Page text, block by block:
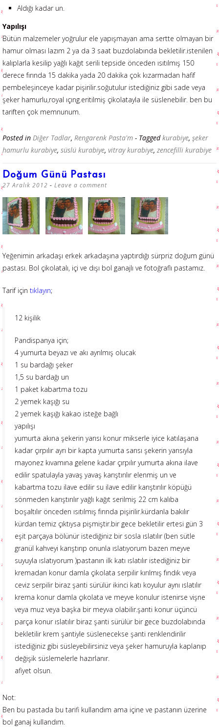
Aldığı kadar un.
Yapılışı
Bütün malzemeler yoğrulur ele yapışmayan ama sertte olmayan bir
hamur olması lazım 2 ya da 3 saat buzdolabında bekletilir.istenilen
kalıplarla kesilip yağlı kağıt serili tepside önceden ısıtılmış 150
derece fırında 15 dakika yada 20 dakika çok kızarmadan hafif
pembeleşinceye kadar pişirilir.soğutulur istediğiniz gibi sade veya
şeker hamurlu,royal ıçıng.eritilmiş çikolatayla ile süslenebilir. ben bu
tariften çok memnunum.
Posted in Diğer Tadlar, Rengarenk Pasta'm - Taggedkurabiye, şeker
hamurlu kurabiye, süslü kurabiye, vitray kurabiye, zencefilli kurabiye
Doğum Günü Pastası
27 Aralık 2012 Leave a comment
Yeğenimin arkadaşı erkek arkadaşına yaptırdığı sürpriz doğum günü
pastası. Bol çikolatalı, içi ve dışı bol ganajlı ve fotoğraflı pastamız.
Tarif için tıklayın;
12 kişilik
Pandispanya için;
4 yumurta beyazı ve akı ayrılmış olucak
1 su bardağı şeker
1,5 su bardağı un
1 paket kabartma tozu
2 yemek kaşığı su
2 yemek kaşığı kakao isteğe bağlı
yapılışı
yumurta akına şekerin yarısı konur mikserle iyice katılaşana
kadar çırpılır ayrı bir kapta yumurta sarısı şekerin yarısıyla
mayonez kıvamına gelene kadar çırpılır yumurta akına ilave
edilir spatulayla yavaş yavaş karıştırılır elenmiş un ve
kabartma tozu ilave edilir su ilave edilir karıştırılır köpüğü
sönmeden karıştırılır yağlı kağıt serilmiş 22 cm kalıba
boşaltılır önceden ısıtılmış fırında pişirilir.kürdanla bakılır
kürdan temiz çıktıysa pişmiştir.bir gece bekletilir ertesi gün 3
eşit parçaya bölünür istediğiniz bir sosla ıslatılır (ben sütle
granül kahveyi karıştırıp onunla ıslatıyorum bazen meyve
suyuyla ıslatıyorum )pastanın ilk katı ıslatılır istediğiniz bir
kremadan konur damla çikolata serpilir kırılmış fındık veya
ceviz serpilir biraz şanti sürülür ikinci katı koyulur aynı ıslatılır
krema konur damla çıkolata ve meyve konulur istenirse vişne
veya muz veya başka bir meyva olabilir.şanti konur üçüncü
parça konur ıslatılır biraz şanti sürülür bir gece buzdolabında
bekletilir krem şantiyle süslenecekse şanti renklendirilir
istediğiniz gibi süsleyebilirsiniz veya şeker hamuruyla kaplanıp
değişik süslemelerle hazırlanır.
afiyet olsun.
Not:
Ben bu pastada bu tarifi kullandım ama içine ve pastanın üzerine
bol ganaj kullandım.